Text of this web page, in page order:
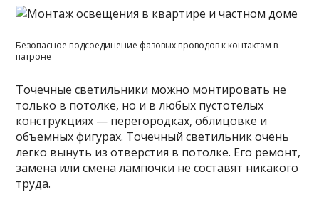
Безопасное подсоединение фазовых проводов к контактам в
патроне
Точечные светильники можно монтировать не
только в потолке, но и в любых пустотелых
конструкциях — перегородках, облицовке и
объемных фигурах. Точечный светильник очень
легко вынуть из отверстия в потолке. Его ремонт,
замена или смена лампочки не составят никакого
труда.